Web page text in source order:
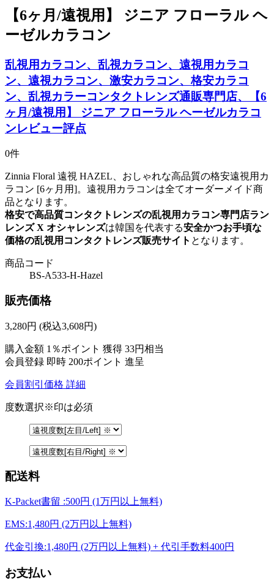
【6ヶ月/遠視用】 ジニア フローラル ヘ
ーゼルカラコン
乱視用カラコン、乱視カラコン、遠視用カラコ
ン、遠視カラコン、激安カラコン、格安カラコ
ン、乱視カラーコンタクトレンズ通販専門店、【6
ヶ月/遠視用】 ジニア フローラル ヘーゼルカラコ
ンレビュー評点
0件
Zinnia Floral 遠視 HAZEL、おしゃれな高品質の格安遠視用カ
ラコン [6ヶ月用]。遠視用カラコンは全てオーダーメイド商
品となります。
格安で高品質コンタクトレンズの乱視用カラコン専門店ラン
レンズ X オシャレンズは韓国を代表する安全かつお手頃な
価格の乱視用コンタクトレンズ販売サイト となります。
商品コード
BS-A533-H-Hazel
販売価格
3,280円 (税込3,608円)
購入金額 1％ポイント 獲得 33円相当
会員登録 即時 200ポイント 進呈
会員割引価格 詳細
度数選択※印は必須
配送料
K-Packet書留 :500円 (1万円以上無料)
EMS:1,480円 (2万円以上無料)
代金引換:1,480円 (2万円以上無料) + 代引手数料400円
お支払い